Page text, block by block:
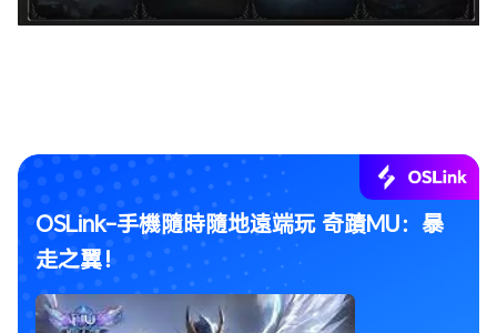
OSLink-手機隨時隨地遠端玩 奇蹟MU：暴
走之翼！